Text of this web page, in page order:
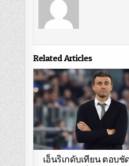
Related Articles
เอ็นริเกดับเทียน ตอบชั